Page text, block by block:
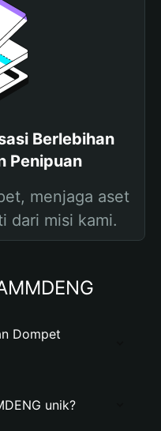
Berlebihan
Penipuan
menjaga aset
dari misi kami.
Dompet
unik?